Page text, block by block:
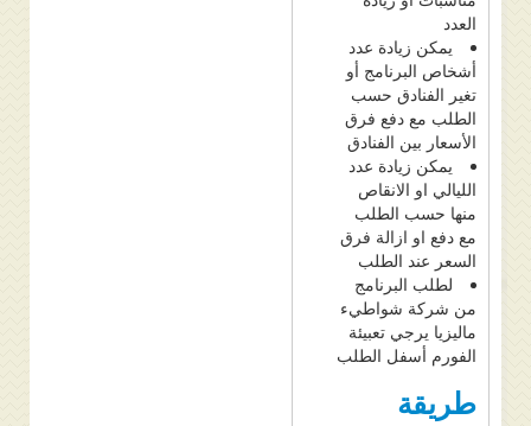
العدد
يمكن زيادة عدد
أشخاص البرنامج أو
تغير الفنادق حسب
الطلب مع دفع فرق
الأسعار بين الفنادق
يمكن زيادة عدد
الليالي او الانقاص
منها حسب الطلب
مع دفع او ازالة فرق
السعر عند الطلب
لطلب البرنامج
من شركة شواطيء
ماليزيا يرجي تعبيئة
الفورم أسفل الطلب
طريقة